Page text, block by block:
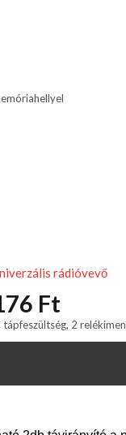
rádióvevő
Ft
2